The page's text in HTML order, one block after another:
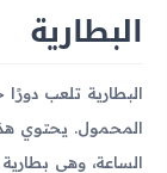
البطارية
البطارية تلعب
الساعة، وهي